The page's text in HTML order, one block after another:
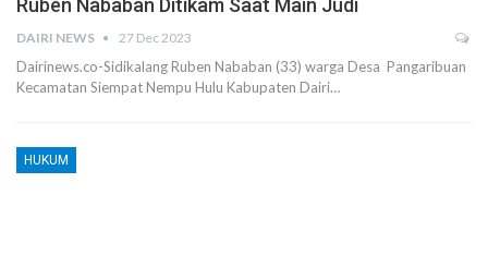
Ruben Nababan Ditikam Saat Main Judi
DAIRI NEWS 27 Dec 2023
Dairinews.co-Sidikalang Ruben Nababan (33) warga Desa Pangaribuan
Kecamatan Siempat Nempu Hulu Kabupaten Dairi…
HUKUM